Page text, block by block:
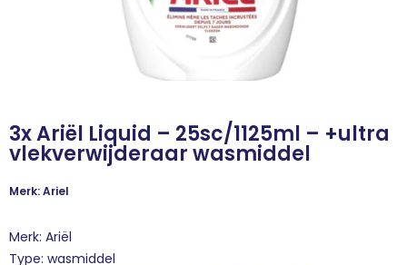
3x Ariël Liquid – 25sc/1125ml – +ultra
vlekverwijderaar wasmiddel
Merk: Ariel
Merk: Ariël
Type: wasmiddel